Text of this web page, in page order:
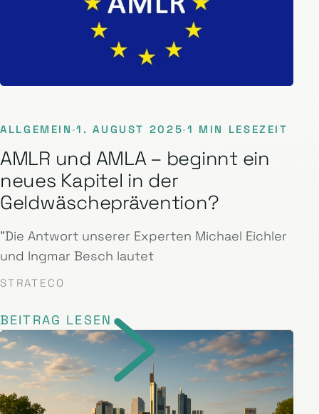
ALLGEMEIN ·1. AUGUST 2025·1 MIN LESEZEIT
AMLR und AMLA – beginnt ein
neues Kapitel in der
Geldwäscheprävention?
"Die Antwort unserer Experten Michael Eichler
und Ingmar Besch lautet
STRATECO
BEITRAG LESEN